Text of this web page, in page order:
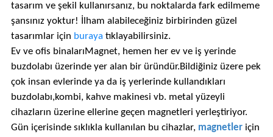
tasarım ve şekil kullanırsanız, bu noktalarda fark edilmeme
şansınız yoktur! İlham alabileceğiniz birbirinden güzel
tasarımlar için buraya tıklayabilirsiniz.
Ev ve ofis binalarıMagnet, hemen her ev ve iş yerinde
buzdolabı üzerinde yer alan bir üründür.Bildiğiniz üzere pek
çok insan evlerinde ya da iş yerlerinde kullandıkları
buzdolabı,kombi, kahve makinesi vb. metal yüzeyli
cihazların üzerine ellerine geçen magnetleri yerleştiriyor.
Gün içerisinde sıklıkla kullanılan bu cihazlar, magnetleriçin